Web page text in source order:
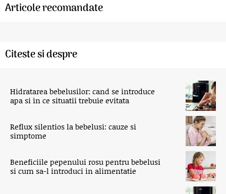
Articole recomandate
Citeste si despre
Hidratarea bebelusilor: cand se introduce
apa si in ce situatii trebuie evitata
Reflux silentios la bebelusi: cauze si
simptome
Beneficiile pepenului rosu pentru bebelusi
si cum sa-l introduci in alimentatie